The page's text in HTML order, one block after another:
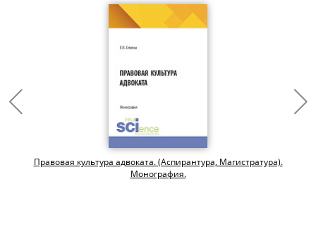
Правовая культура адвоката. (Аспирантура, Магистратура).
Монография.